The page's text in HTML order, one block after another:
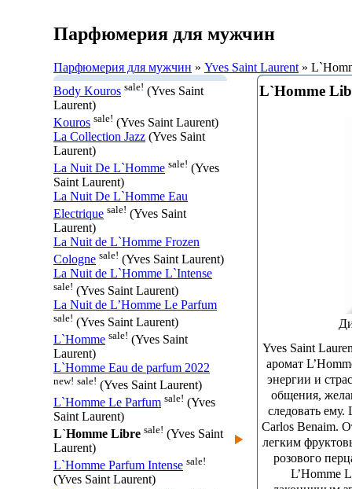
Парфюмерия для мужчин
Парфюмерия для мужчин » Yves Saint Laurent »
Body Kouros sale! (Yves Saint
Laurent)
Kouros sale! (Yves Saint Laurent)
La Collection Jazz (Yves Saint
Laurent)
La Nuit De L`Homme sale! (Yves
Saint Laurent)
La Nuit De L`Homme Eau
Electrique sale! (Yves Saint
Laurent)
La Nuit de L`Homme Frozen
Cologne sale! (Yves Saint Laurent)
La Nuit de L`Homme L`Intense
sale! (Yves Saint Laurent)
La Nuit de L’Homme Le Parfum
sale! (Yves Saint Laurent)
L`Homme sale! (Yves Saint
Laurent)
L`Homme Eau de parfum 2022
new! sale! (Yves Saint Laurent)
L`Homme Le Parfum sale! (Yves
Saint Laurent)
L`Homme Libre sale! (Yves Saint
Laurent)
L`Homme Parfum Intense sale!
(Yves Saint Laurent)
L`Homme
Yves Saint
аромат
энергии и
общения,
следовать
Carlos Benaim.
легким
розового
L’Homme